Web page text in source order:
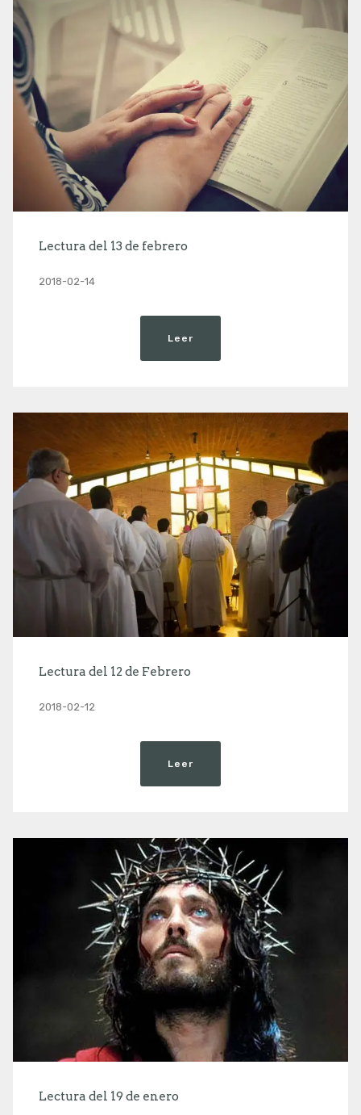
Lectura del 13 de febrero
2018-02-14
Leer
Lectura del 12 de Febrero
2018-02-12
Leer
Lectura del 19 de enero